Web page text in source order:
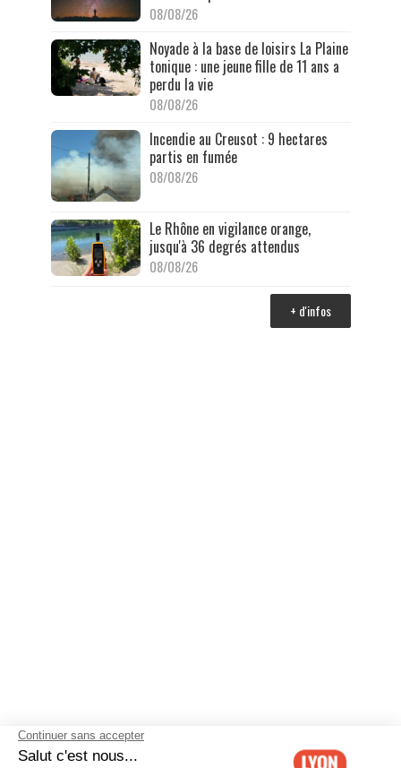
08/08/26
Noyade à la base de loisirs La Plaine
tonique : une jeune fille de 11 ans a
perdu la vie
08/08/26
Incendie au Creusot : 9 hectares
partis en fumée
08/08/26
Le Rhône en vigilance orange,
jusqu'à 36 degrés attendus
08/08/26
+ d'infos